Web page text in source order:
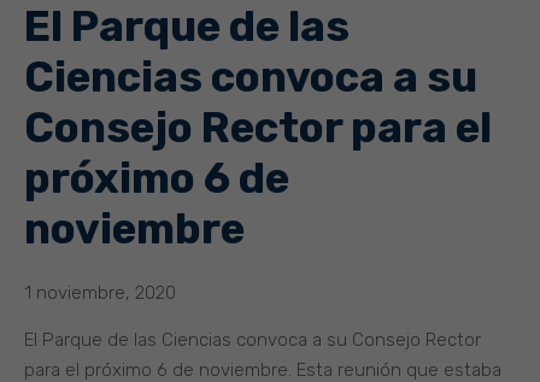
El Parque de las
Ciencias convoca a su
Consejo Rector para el
próximo 6 de
noviembre
1 noviembre, 2020
El Parque de las Ciencias convoca a su Consejo Rector
para el próximo 6 de noviembre. Esta reunión que estaba